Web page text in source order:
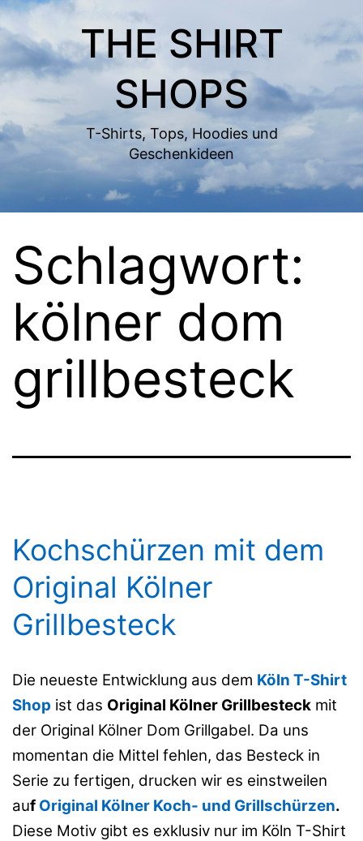
Zum
Inhalt
springen
THE SHIRT
SHOPS
T-Shirts, Tops, Hoodies und
Geschenkideen
Schlagwort:
kölner dom
grillbesteck
Kochschürzen mit dem
Original Kölner
Grillbesteck
Die neueste Entwicklung aus dem Köln T-Shirt
Shop ist das Original Kölner Grillbesteck mit
der Original Kölner Dom Grillgabel. Da uns
momentan die Mittel fehlen, das Besteck in
Serie zu fertigen, drucken wir es einstweilen
auf Original Kölner Koch- und Grillschürzen.
Diese Motiv gibt es exklusiv nur im Köln T-Shirt